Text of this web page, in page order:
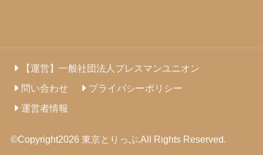
【運営】一般社団法人プレスマンユニオン
問い合わせ
プライバシーポリシー
運営者情報
©Copyright2026 東京とりっぷ.All Rights Reserved.